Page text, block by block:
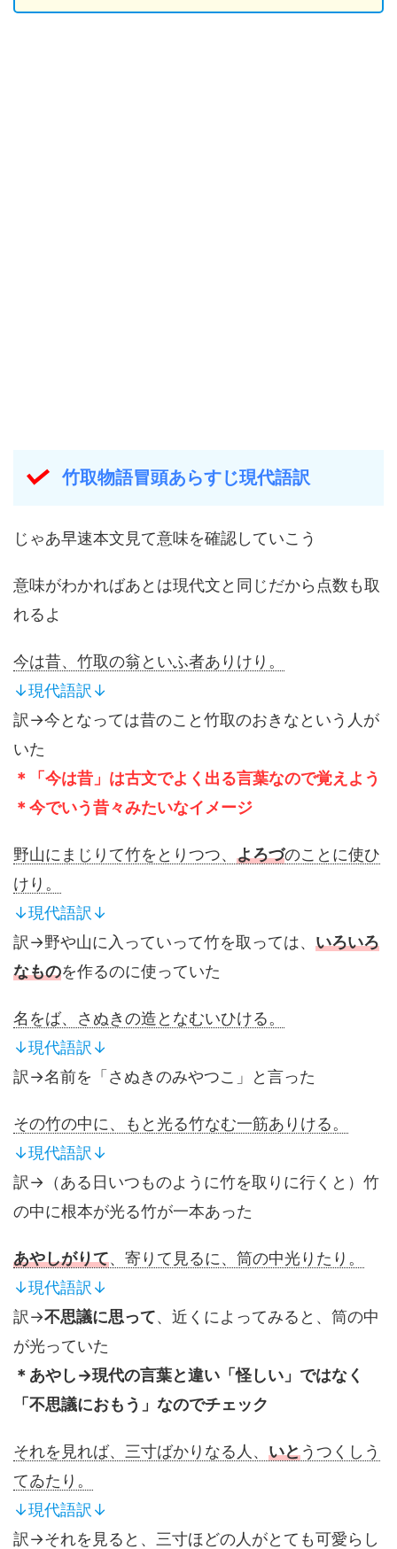
竹取物語冒頭あらすじ現代語訳
じゃあ早速本文見て意味を確認していこう
意味がわかればあとは現代文と同じだから点数も取
れるよ
今は昔、竹取の翁といふ者ありけり。
↓現代語訳↓
訳→今となっては昔のこと竹取のおきなという人が
いた
＊「今は昔」は古文でよく出る言葉なので覚えよう
＊今でいう昔々みたいなイメージ
野山にまじりて竹をとりつつ、 よろづのことに使ひ
けり。
↓現代語訳↓
訳→野や山に入っていって竹を取っては、 いろいろ
なものを作るのに使っていた
名をば、さぬきの造となむいひける。
↓現代語訳↓
訳→名前を「さぬきのみやつこ」と言った
その竹の中に、もと光る竹なむ一筋ありける。
↓現代語訳↓
訳→（ある日いつものように竹を取りに行くと）竹
の中に根本が光る竹が一本あった
あやしがりて、寄りて見るに、筒の中光りたり。
↓現代語訳↓
訳→不思議に思って、近くによってみると、筒の中
が光っていた
＊あやし→現代の言葉と違い「怪しい」ではなく
「不思議におもう」なのでチェック
それを見れば、三寸ばかりなる人、 いとうつくしう
てゐたり。
↓現代語訳↓
訳→それを見ると、三寸ほどの人がとても可愛らし